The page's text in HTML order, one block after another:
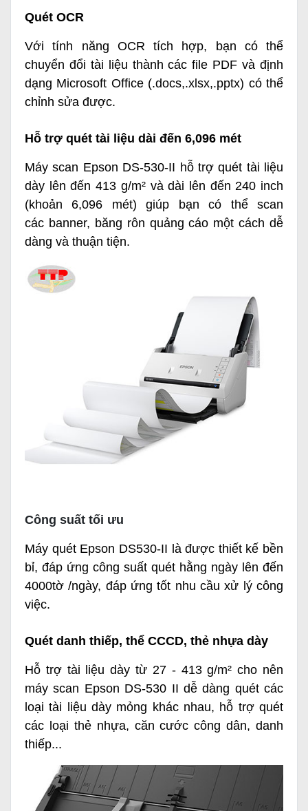
Quét OCR
Với tính năng OCR tích hợp, bạn có thể
chuyển đổi tài liệu thành các file PDF và định
dạng Microsoft Office (.docs,.xlsx,.pptx) có thể
chỉnh sửa được.
Hỗ trợ quét tài liệu dài đến 6,096 mét
Máy scan Epson DS-530-II hỗ trợ quét tài liệu
dày lên đến 413 g/m² và dài lên đến 240 inch
(khoản 6,096 mét) giúp bạn có thể scan
các banner, băng rôn quảng cáo một cách dễ
dàng và thuận tiện.
Công suất tối ưu
Máy quét Epson DS530-II là được thiết kế bền
bỉ, đáp ứng công suất quét hằng ngày lên đến
4000tờ /ngày, đáp ứng tốt nhu cầu xử lý công
việc.
Quét danh thiếp, thể CCCD, thẻ nhựa dày
Hỗ trợ tài liệu dày từ 27 - 413 g/m² cho nên
máy scan Epson DS-530 II dễ dàng quét các
loại tài liệu dày mỏng khác nhau, hỗ trợ quét
các loại thẻ nhựa, căn cước công dân, danh
thiếp...